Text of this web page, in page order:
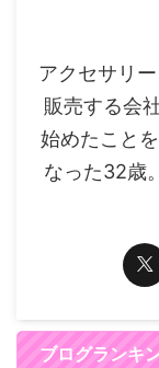
アクセサリ
販売する会
始めたこと
なった32歳
ブログランキ